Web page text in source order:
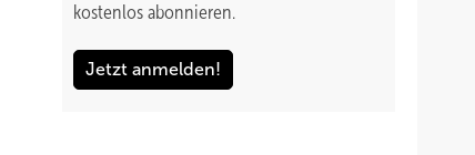
kostenlos abonnieren.
Jetzt anmelden!